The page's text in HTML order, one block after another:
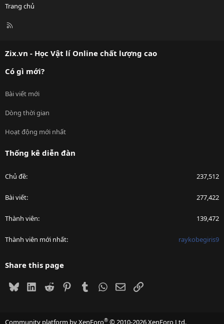
Trang chủ
R
Zix.vn - Học Vật lí Online chất lượng cao
Có gì mới?
Bài viết mới
Dòng thời gian
Hoạt động mới nhất
Thống kê diễn đàn
Chủ đề 237,512
Bài viết 277,422
Thành viên 139,472
Thành viên mới nhất raykobegiris9
Share this page
BlueskyLinkedIn
Reddit PinterestTumblrWhatsApp
EmailLink
Community platform by XenForo® © 2010-2026 XenForo Ltd.